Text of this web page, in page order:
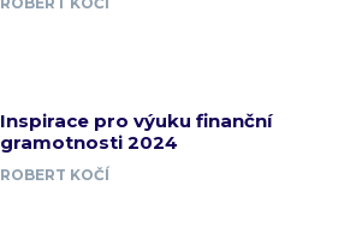
Inspirace pro výuku finanční
gramotnosti 2024
ROBERT KOČÍ